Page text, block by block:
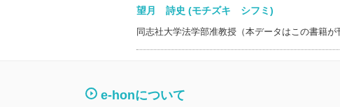
望月 詩史 (モチズキ シフミ)
同志社大学法学部准教授（本データはこの書籍が
e-honについて